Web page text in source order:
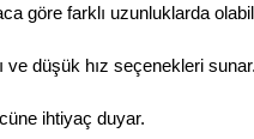
göre farklı uzunluklarda
ve düşük hız seçenekleri sunar.
ihtiyaç duyar.